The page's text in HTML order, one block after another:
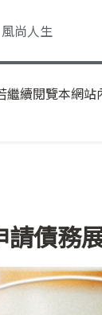
風尚人生
續閱覽本網
債務